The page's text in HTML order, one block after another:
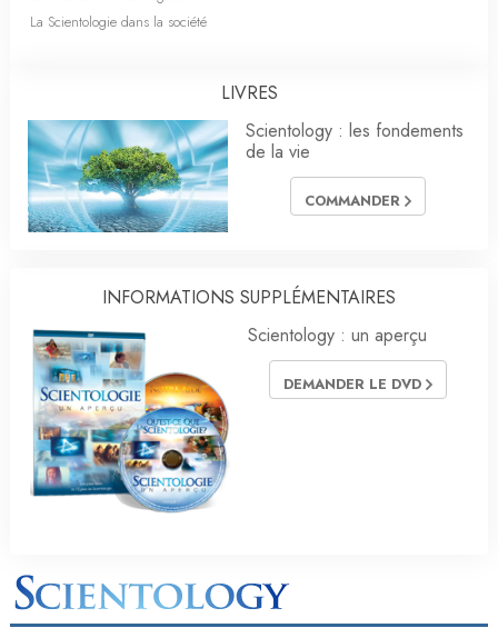
La Scientologie dans la société
LIVRES
Scientology : les fondements
de la vie
COMMANDER
INFORMATIONS SUPPLÉMENTAIRES
Scientology : un aperçu
DEMANDER LE DVD